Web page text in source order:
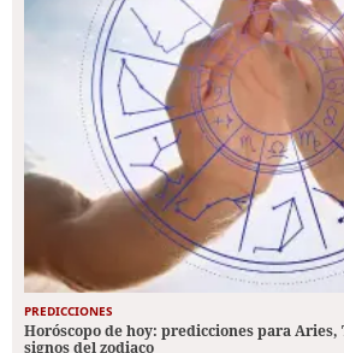
PREDICCIONES
Horóscopo de hoy: predicciones para Aries,
signos del zodiaco